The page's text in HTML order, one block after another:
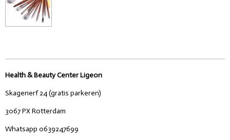
Health & Beauty Center Ligeon
Skagenerf 24 (gratis parkeren)
3067 PX Rotterdam
Whatsapp 0639247699